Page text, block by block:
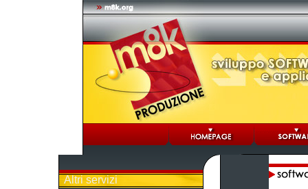
Altri servizi